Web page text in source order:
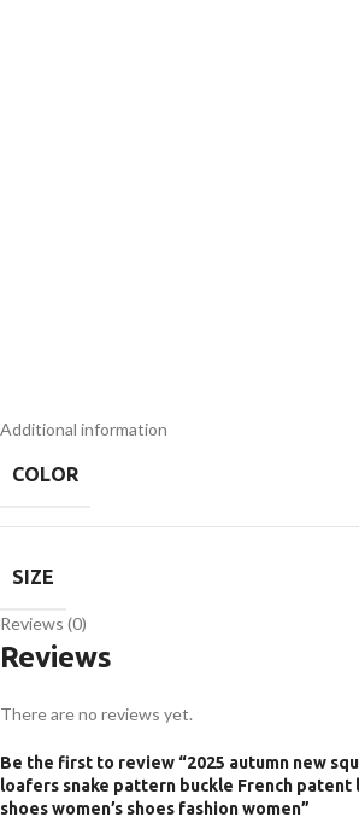
Additional information
COLOR
SIZE
Reviews (0)
Reviews
There are no reviews yet.
Be the first to review “2025 autumn new
loafers snake pattern buckle French
shoes women’s shoes fashion women”